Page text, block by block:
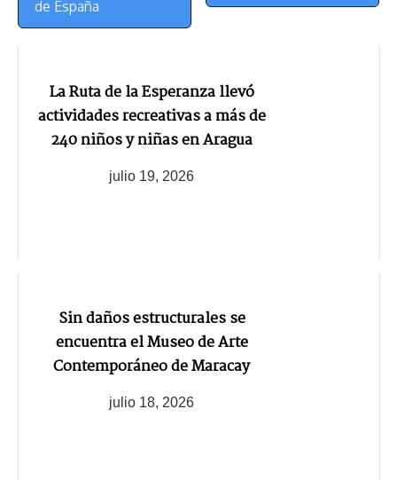
de España
La Ruta de la Esperanza llevó
actividades recreativas a más de
240 niños y niñas en Aragua
julio 19, 2026
Sin daños estructurales se
encuentra el Museo de Arte
Contemporáneo de Maracay
julio 18, 2026